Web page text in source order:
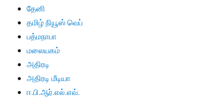
தேனி
தமிழ் நியூஸ் வெப்
பத்மநாபா
மலையகம்
அதிரடி
அதிரடி மீடியா
ஈ.பி.ஆர்.எல்.எவ்.